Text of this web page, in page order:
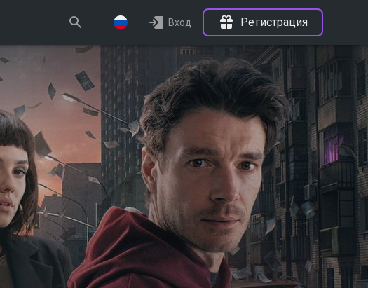
Вход Регистрация